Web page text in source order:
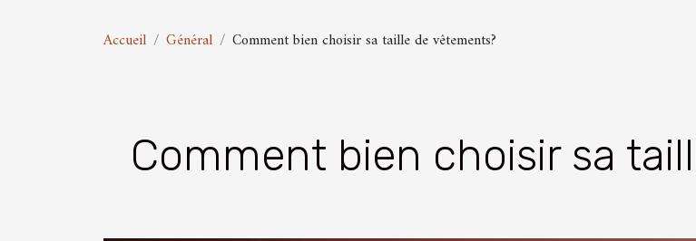
Accueil Général Comment bien choisir sa taille de vêtements?
Comment bien choisir sa